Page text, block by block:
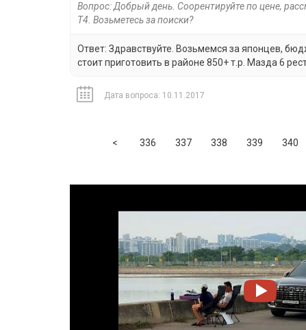
Вопрос: Добрый день. Соорентируйте по цене,
T4. Возьметесь за поиски?
Ответ: Здравствуйте. Возьмемся за японцев,
стоит приготовить в районе 850+ т.р. Мазда 6
Дата вопроса: 10.11.2017
< Previous
336 337 338 339 340